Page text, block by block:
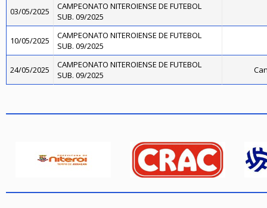
03/05/2025
CAMPEONATO NITEROIENSE DE FUTEBOL
SUB. 09/2025
10/05/2025
CAMPEONATO NITEROIENSE DE FUTEBOL
SUB. 09/2025
24/05/2025
CAMPEONATO NITEROIENSE DE FUTEBOL
SUB. 09/2025